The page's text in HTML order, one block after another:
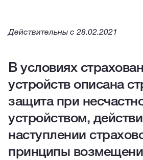
Действительны с 28.02.2021
В условиях
устройств описана
защита при
устройством,
наступлении
принципы